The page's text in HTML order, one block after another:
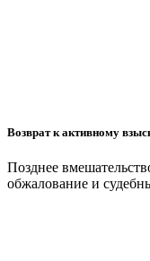
Возврат к активному
Позднее
обжалование и